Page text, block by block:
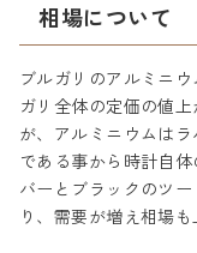
相場について
ブルガリのアルミニ
ガリ全体の定価の値
が、アルミニウムは
である事から時計自
バーとブラックのツ
り、需要が増え相場